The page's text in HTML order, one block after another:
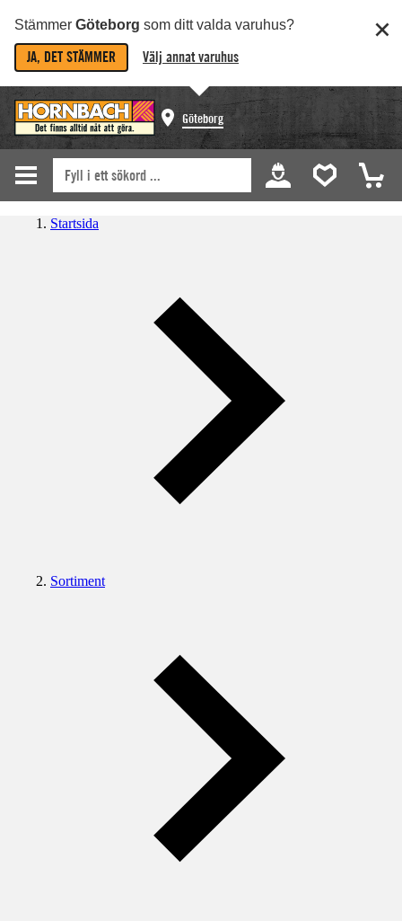
Stämmer Göteborg som ditt valda varuhus?
JA, DET STÄMMER Välj annat varuhus
Göteborg
Startsida
Sortiment